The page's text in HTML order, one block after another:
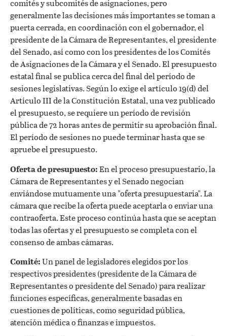
comités y subcomités de asignaciones, pero
generalmente las decisiones más importantes se toman a
puerta cerrada, en coordinación con el gobernador, el
presidente de la Cámara de Representantes, el presidente
del Senado, así como con los presidentes de los Comités
de Asignaciones de la Cámara y el Senado. El presupuesto
estatal final se publica cerca del final del período de
sesiones legislativas. Según lo exige el artículo 19(d) del
Artículo III de la Constitución Estatal, una vez publicado
el presupuesto, se requiere un período de revisión
pública de 72 horas antes de permitir su aprobación final.
El período de sesiones no puede terminar hasta que se
apruebe el presupuesto.
Oferta de presupuesto:En el proceso presupuestario, la
Cámara de Representantes y el Senado negocian
enviándose mutuamente una "oferta presupuestaria". La
cámara que recibe la oferta puede aceptarla o enviar una
contraoferta. Este proceso continúa hasta que se aceptan
todas las ofertas y el presupuesto se completa con el
consenso de ambas cámaras.
Comité:Un panel de legisladores elegidos por los
respectivos presidentes (presidente de la Cámara de
Representantes o presidente del Senado) para realizar
funciones específicas, generalmente basadas en
cuestiones de políticas, como seguridad pública,
atención médica o finanzas e impuestos.